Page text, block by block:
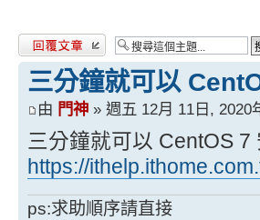
發表回覆
三分鐘就可以
由 門神 » 週五 12月 11日, 2020
三分鐘就可以 CentOS
https://
ps:求助順序請直接